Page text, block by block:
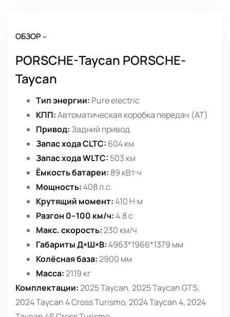
ОБЗОР
PORSCHE-Taycan PORSCHE-
Taycan
Тип энергии: Pure electric
КПП:Автоматическая коробка передач (AT)
Привод: Задний привод
Запас хода CLTC: 604 км
Запас хода WLTC: 503 км
Ёмкость батареи: 89 кВт·ч
Мощность: 408 л.с.
Крутящий момент: 410 Н·м
Разгон 0–100 км/ч: 4.8 с
Макс. скорость:230 км/ч
Габариты Д×Ш×В: 4963*1966*1379 мм
Колёсная база:2900 мм
Масса:2119 кг
Комплектации:2025 Taycan, 2025 Taycan GTS,
2024 Taycan 4 Cross Turismo, 2024 Taycan 4, 2024